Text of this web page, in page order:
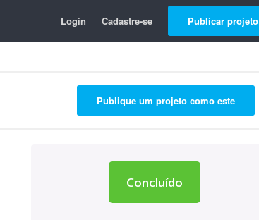
Login Cadastre-se Publicar projeto
Publique um projeto como este
Concluído